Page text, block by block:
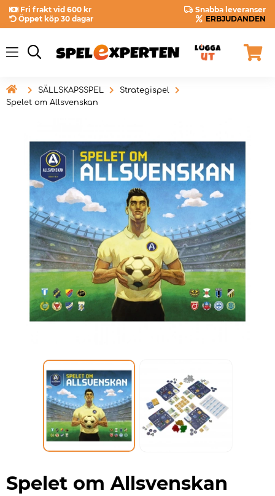
Fri frakt vid 600 kr
Snabba leveranser
Öppet köp 30 dagar
ERBJUDANDEN
 SÄLLSKAPSSPEL
Strategispel
Spelet om Allsvenskan
Spelet om Allsvenskan